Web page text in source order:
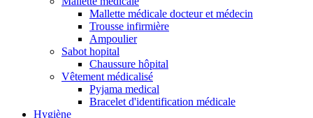
Mallette médicale docteur et médecin
Trousse infirmière
Ampoulier
Sabot hopital
Chaussure hôpital
Vêtement médicalisé
Pyjama medical
Bracelet d'identification médicale
Hygiène